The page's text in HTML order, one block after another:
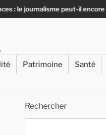
peut-il encore lutter ?
Patrimoine Santé
Rechercher